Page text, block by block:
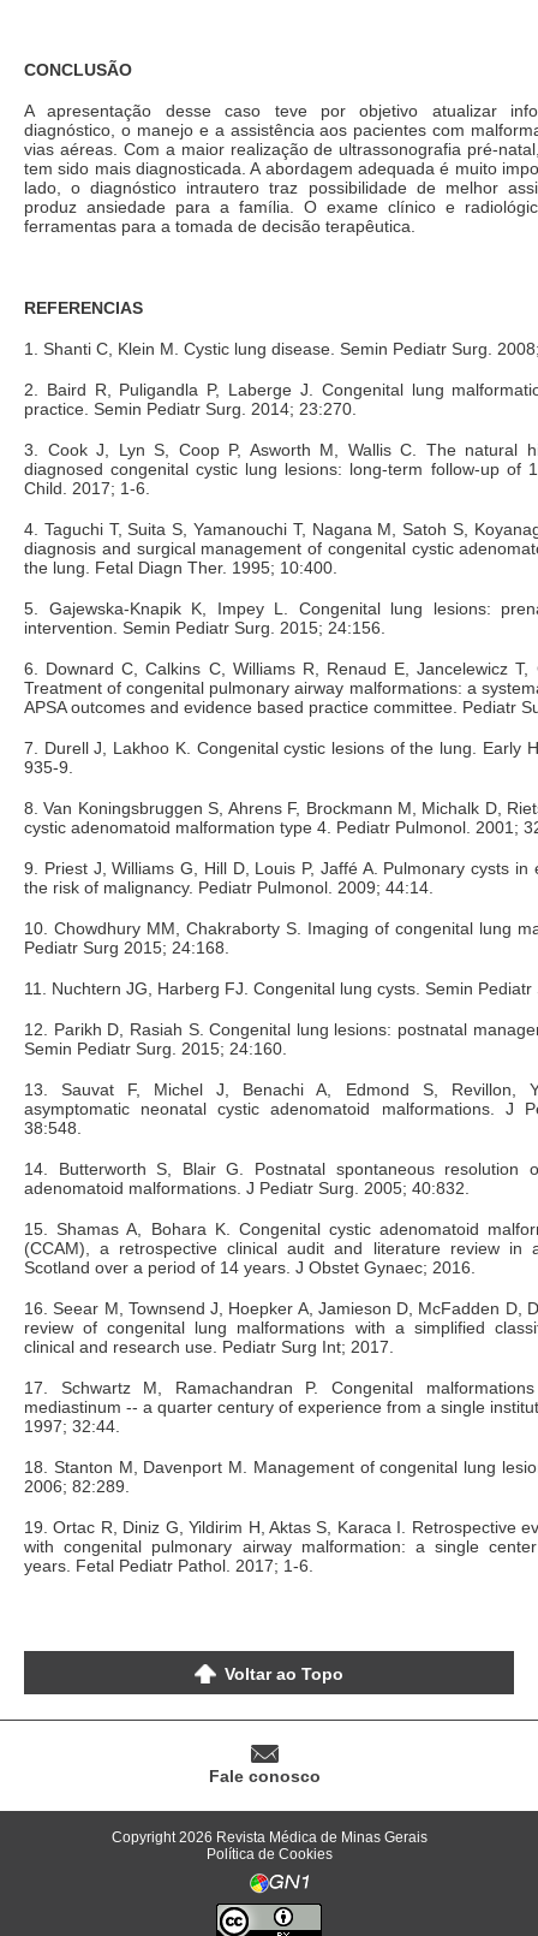
CONCLUSÃO
A apresentação desse caso teve por objetivo atualizar
diagnóstico, o manejo e a assistência aos pacientes com
vias aéreas. Com a maior realização de ultrassonografia pré-
tem sido mais diagnosticada. A abordagem adequada é muito
lado, o diagnóstico intrautero traz possibilidade de melhor
produz ansiedade para a família. O exame clínico e
ferramentas para a tomada de decisão terapêutica.
REFERENCIAS
1. Shanti C, Klein M. Cystic lung disease. Semin Pediatr Surg.
2. Baird R, Puligandla P, Laberge J. Congenital lung
practice. Semin Pediatr Surg. 2014; 23:270.
3. Cook J, Lyn S, Coop P, Asworth M, Wallis C. The natural
diagnosed congenital cystic lung lesions: long-term follow-up of
Child. 2017; 1-6.
4. Taguchi T, Suita S, Yamanouchi T, Nagana M, Satoh S,
diagnosis and surgical management of congenital cystic
the lung. Fetal Diagn Ther. 1995; 10:400.
5. Gajewska-Knapik K, Impey L. Congenital lung lesions:
intervention. Semin Pediatr Surg. 2015; 24:156.
6. Downard C, Calkins C, Williams R, Renaud E, Jancelewicz
Treatment of congenital pulmonary airway malformations: a
APSA outcomes and evidence based practice committee. Pediatr
7. Durell J, Lakhoo K. Congenital cystic lesions of the lung. Early
935-9.
8. Van Koningsbruggen S, Ahrens F, Brockmann M, Michalk D,
cystic adenomatoid malformation type 4. Pediatr Pulmonol. 2001;
9. Priest J, Williams G, Hill D, Louis P, Jaffé A. Pulmonary cysts in
the risk of malignancy. Pediatr Pulmonol. 2009; 44:14.
10. Chowdhury MM, Chakraborty S. Imaging of congenital lung
Pediatr Surg 2015; 24:168.
11. Nuchtern JG, Harberg FJ. Congenital lung cysts. Semin
12. Parikh D, Rasiah S. Congenital lung lesions: postnatal
Semin Pediatr Surg. 2015; 24:160.
13. Sauvat F, Michel J, Benachi A, Edmond S, Revillon,
asymptomatic neonatal cystic adenomatoid malformations. J
38:548.
14. Butterworth S, Blair G. Postnatal spontaneous resolution
adenomatoid malformations. J Pediatr Surg. 2005; 40:832.
15. Shamas A, Bohara K. Congenital cystic adenomatoid
(CCAM), a retrospective clinical audit and literature review in
Scotland over a period of 14 years. J Obstet Gynaec; 2016.
16. Seear M, Townsend J, Hoepker A, Jamieson D, McFadden D,
review of congenital lung malformations with a simplified
clinical and research use. Pediatr Surg Int; 2017.
17. Schwartz M, Ramachandran P. Congenital
mediastinum -- a quarter century of experience from a single
1997; 32:44.
18. Stanton M, Davenport M. Management of congenital lung
2006; 82:289.
19. Ortac R, Diniz G, Yildirim H, Aktas S, Karaca I. Retrospective
with congenital pulmonary airway malformation: a single
years. Fetal Pediatr Pathol. 2017; 1-6.
Voltar ao Topo
Fale conosco
Copyright 2026 Revista Médica de Minas Gerais
Política de Cookies